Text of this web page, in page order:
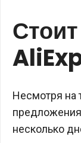
Несмотря на
несколько